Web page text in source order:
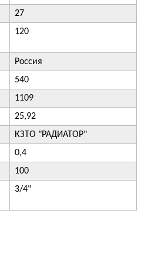
27
120
Россия
540
1109
25,92
КЗТО "РАДИАТОР"
0,4
100
3/4"